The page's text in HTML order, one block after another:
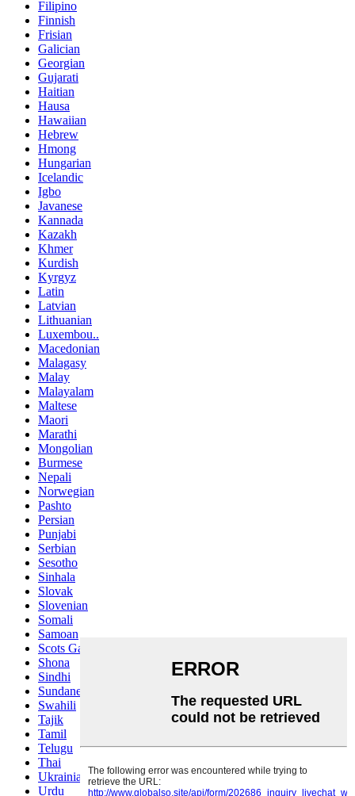
Filipino
Finnish
Frisian
Galician
Georgian
Gujarati
Haitian
Hausa
Hawaiian
Hebrew
Hmong
Hungarian
Icelandic
Igbo
Javanese
Kannada
Kazakh
Khmer
Kurdish
Kyrgyz
Latin
Latvian
Lithuanian
Luxembou..
Macedonian
Malagasy
Malay
Malayalam
Maltese
Maori
Marathi
Mongolian
Burmese
Nepali
Norwegian
Pashto
Persian
Punjabi
Serbian
Sesotho
Sinhala
Slovak
Slovenian
Somali
Samoan
Scots Gaelic
Shona
Sindhi
Sundanese
Swahili
Tajik
Tamil
Telugu
Thai
Ukrainian
Urdu